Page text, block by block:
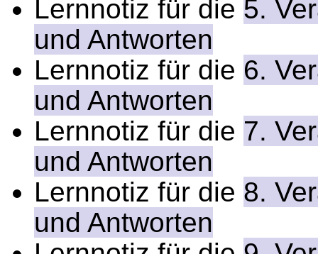
Lernnotiz für die 5.
und Antworten
Lernnotiz für die 6.
und Antworten
Lernnotiz für die 7.
und Antworten
Lernnotiz für die 8.
und Antworten